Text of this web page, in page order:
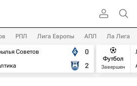
РПЛ Лига Европы АПЛ Ла Лига
Советов
0
2
Футбол
Завершен